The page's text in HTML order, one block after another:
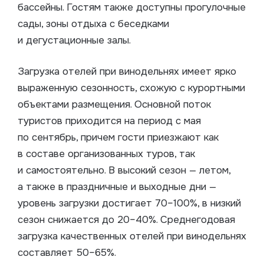
бассейны. Гостям также доступны прогулочные
сады, зоны отдыха с беседками
и дегустационные залы.
Загрузка отелей при винодельнях имеет ярко
выраженную сезонность, схожую с курортными
объектами размещения. Основной поток
туристов приходится на период с мая
по сентябрь, причем гости приезжают как
в составе организованных туров, так
и самостоятельно. В высокий сезон — летом,
а также в праздничные и выходные дни —
уровень загрузки достигает 70–100%, в низкий
сезон снижается до 20–40%. Среднегодовая
загрузка качественных отелей при винодельнях
составляет 50–65%.